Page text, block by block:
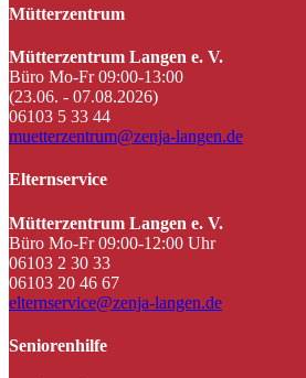
Mütterzentrum
Mütterzentrum Langen e. V.
Büro Mo-Fr 09:00-13:00
(23.06. - 07.08.2026)
06103 5 33 44
muetterzentrum@zenja-langen.de
Elternservice
Mütterzentrum Langen e. V.
Büro Mo-Fr 09:00-12:00 Uhr
06103 2 30 33
06103 20 46 67
elternservice@zenja-langen.de
Seniorenhilfe